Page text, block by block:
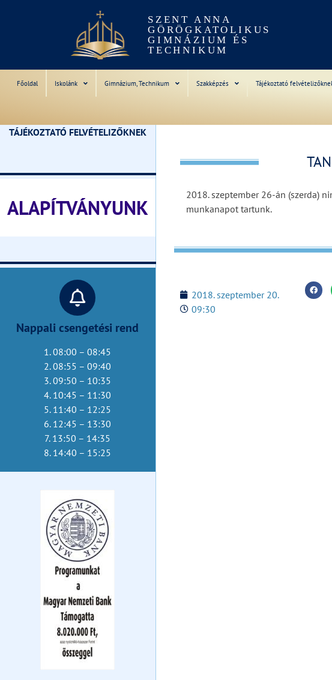
SZENT ANNA
GÖRÖGKATOLIKUS
GIMNÁZIUM ÉS
TECHNIKUM
Főoldal Iskolánk Gimnázium, Technikum Szakképzés Tájékoztató
TÁJÉKOZTATÓ FELVÉTELIZŐKNEK
______________________________________
ALAPÍTVÁNYUNK
______________________________________
Nappali csengetési rend
1. 08:00 – 08:45
2. 08:55 – 09:40
3. 09:50 – 10:35
4. 10:45 – 11:30
5. 11:40 – 12:25
6. 12:45 – 13:30
7. 13:50 – 14:35
8. 14:40 – 15:25
2018. szeptember 26-án (szerda)
munkanapot tartunk.
2018. szeptember 20.
09:30